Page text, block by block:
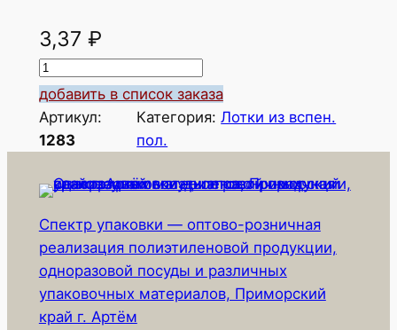
3,37 ₽
К
о
л
и
е
т
в
о
т
о
добавить в список заказа
Артикул:
1283
Категория:Лотки из вспен.
пол.
Спектр упаковки — оптово-розничная
реализация полиэтиленовой продукции,
одноразовой посуды и различных
упаковочных материалов, Приморский
край г. Артём